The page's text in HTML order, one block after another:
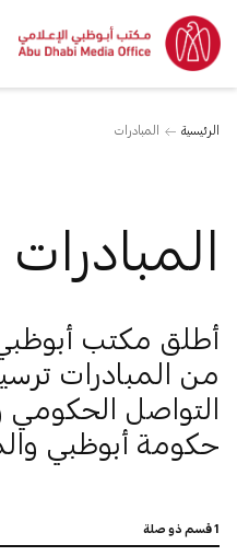
الرئيسية المبادرات
المبادرات
أطلق مكتب
من المبادرات
التواصل الحكومي
حكومة أبوظبي
1 قسم ذو صلة